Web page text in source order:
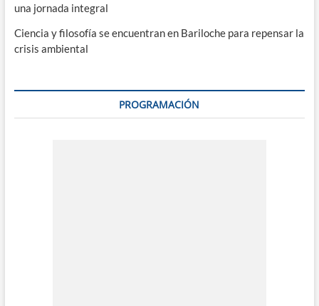
una jornada integral
Ciencia y filosofía se encuentran en Bariloche para repensar la
crisis ambiental
PROGRAMACIÓN